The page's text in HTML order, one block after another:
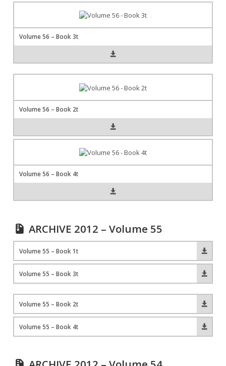
Volume 56 – Book 3t
Volume 56 – Book 2t
Volume 56 – Book 4t
ARCHIVE 2012 – Volume 55
Volume 55 – Book 1t
Volume 55 – Book 3t
Volume 55 – Book 2t
Volume 55 – Book 4t